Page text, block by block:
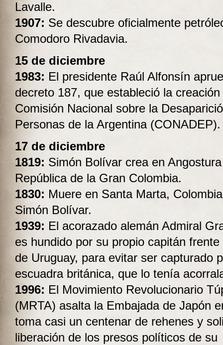
Lavalle.
1907: Se descubre oficialmente
Comodoro Rivadavia.
15 de diciembre
1983: El presidente Raúl Alfonsín
decreto 187, que estableció la creación
Comisión Nacional sobre la
Personas de la Argentina (CONADEP).
17 de diciembre
1819: Simón Bolívar crea en
República de la Gran Colombia.
1830: Muere en Santa Marta,
Simón Bolívar.
1939: El acorazado alemán Admiral
es hundido por su propio capitán
de Uruguay, para evitar ser capturado
escuadra británica, que lo tenía
1996: El Movimiento Revolucionario
(MRTA) asalta la Embajada de Japón
toma casi un centenar de rehenes y
liberación de los presos políticos de su